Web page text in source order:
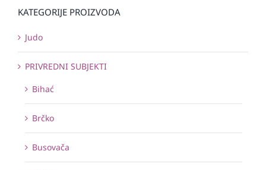
KATEGORIJE PROIZVODA
Judo
PRIVREDNI SUBJEKTI
Bihać
Brčko
Busovača